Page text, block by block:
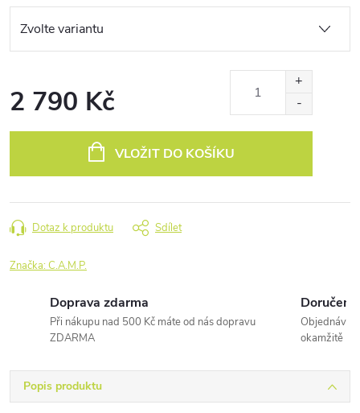
2 790 Kč
VLOŽIT DO KOŠÍKU
Dotaz k produktu Sdílet
Značka:C.A.M.P.
Doprava zdarma
Při nákupu nad 500 Kč máte od nás dopravu
ZDARMA
Doručení
okamžitě
Popis produktu